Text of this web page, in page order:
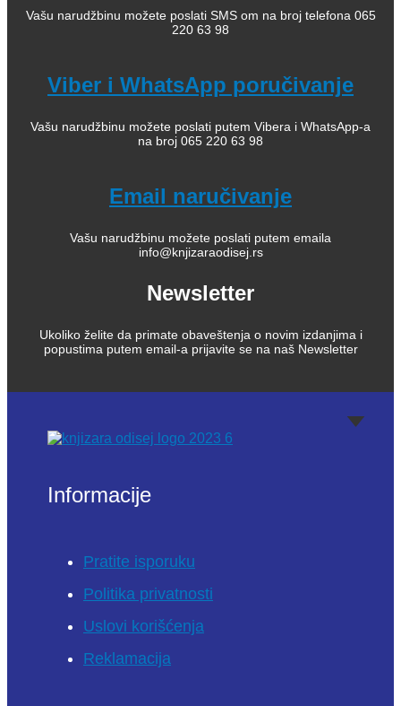
Vašu narudžbinu možete poslati SMS om na broj telefona 065
220 63 98
Viber i WhatsApp poručivanje
Vašu narudžbinu možete poslati putem Vibera i WhatsApp-a
na broj 065 220 63 98
Email naručivanje
Vašu narudžbinu možete poslati putem emaila
info@knjizaraodisej.rs
Newsletter
Ukoliko želite da primate obaveštenja o novim izdanjima i
popustima putem email-a prijavite se na naš Newsletter
Informacije
Pratite isporuku
Politika privatnosti
Uslovi korišćenja
Reklamacija